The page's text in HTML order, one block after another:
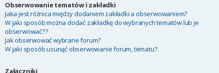
Obserwowanie tematów i zakładki
Jaka jest różnica między dodaniem zakładki a obserwowaniem?
W jaki sposób można dodać zakładkę do wybranych tematów lub je
obserwować??
Jak obserwować wybrane forum?
W jaki sposób usunąć obserwowanie forum, tematu?
Załączniki